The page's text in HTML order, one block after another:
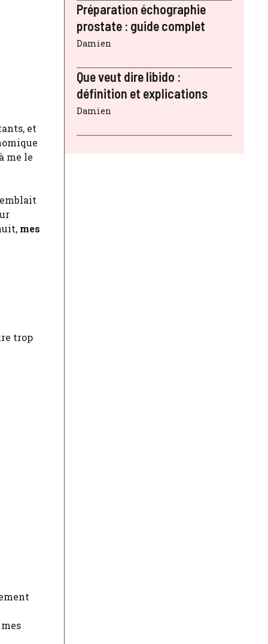
et
me le
mes
trop
Préparation échographie
prostate : guide complet
Damien
Que veut dire libido :
définition et explications
Damien